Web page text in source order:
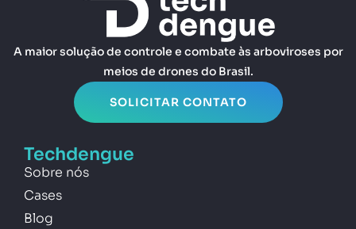
A maior solução de controle e combate às arboviroses por
meios de drones do Brasil.
SOLICITAR CONTATO
Techdengue
Sobre nós
Cases
Blog